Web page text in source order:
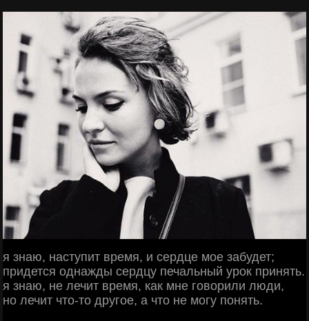
я знаю, наступит время, и сердце мое забудет;
придется однажды сердцу печальный урок принять.
я знаю, не лечит время, как мне говорили люди,
но лечит что-то другое, а что не могу понять.